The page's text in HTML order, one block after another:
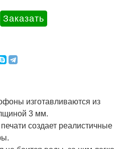
изготавливаются из
3 мм.
создает реалистичные